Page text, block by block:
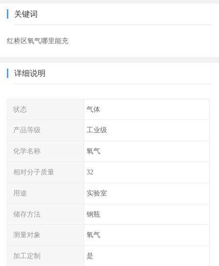
关键词
红桥区氧气哪里能充
详细说明
状态 气体
产品等级 工业级
化学名称 氧气
相对分子质量 32
用途 实验室
储存方法 钢瓶
测量对象 氧气
加工定制 是